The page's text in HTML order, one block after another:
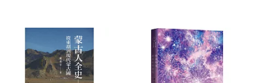
佐野愛莉(25) 吳東凌(25)
幼福(149) 小熊出版(148)
法律出版社(147)